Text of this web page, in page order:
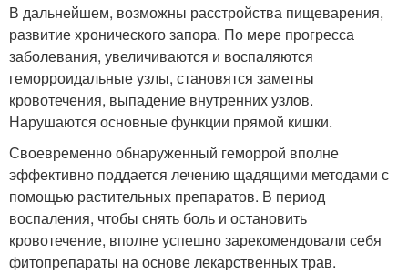
В дальнейшем, возможны расстройства пищеварения,
развитие хронического запора. По мере прогресса
заболевания, увеличиваются и воспаляются
геморроидальные узлы, становятся заметны
кровотечения, выпадение внутренних узлов.
Нарушаются основные функции прямой кишки.
Своевременно обнаруженный геморрой вполне
эффективно поддается лечению щадящими методами с
помощью растительных препаратов. В период
воспаления, чтобы снять боль и остановить
кровотечение, вполне успешно зарекомендовали себя
фитопрепараты на основе лекарственных трав.